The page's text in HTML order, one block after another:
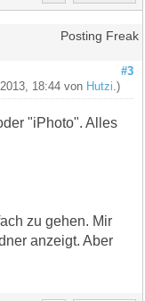
Posting Freak
#3
18:44 von Hutzi .)
"iPhoto". Alles
zu gehen. Mir
anzeigt. Aber